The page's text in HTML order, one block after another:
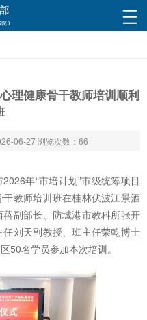
理健康骨干教师培训顺利
06-27浏览次数： 66
年“市培计划”市级统筹项目
教师培训班在桂林伏波江景酒
副部长、防城港市教科所张开
刘天副教授、班主任荣乾博士
50名学员参加本次培训。